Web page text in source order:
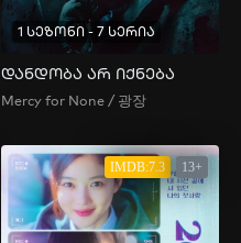
1 სეზონი - 7 სერია
დანდობა არ იქნება
Mercy for None / 광장
IMDB:7.3 13+